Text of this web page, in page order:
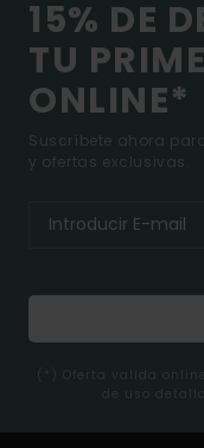
15% DE
TU
ONLINE*
Suscríbete ahora
y ofertas exclusivas.
(*) Oferta valida
de uso